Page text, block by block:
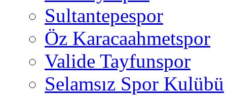
Sultantepespor
Öz Karacaahmetspor
Valide Tayfunspor
Selamsız Spor Kulübü